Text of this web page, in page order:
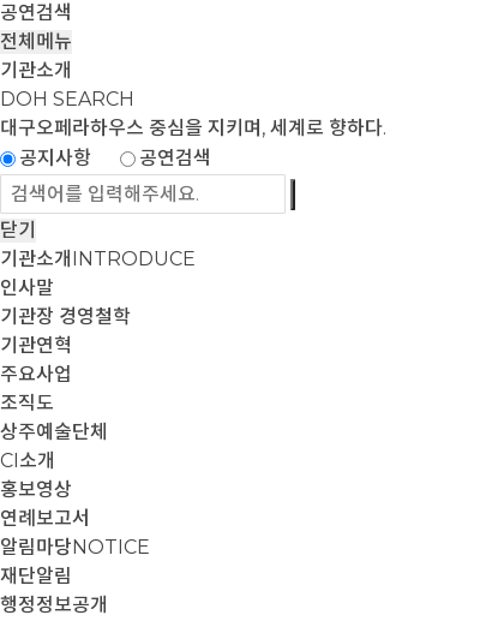
공연검색
전체메뉴
기관소개
DOH SEARCH
대구오페라하우스 중심을 지키며, 세계로 향하다.
공지사항
공연검색
닫기
기관소개 INTRODUCE
인사말
기관장 경영철학
기관연혁
주요사업
조직도
상주예술단체
CI소개
홍보영상
연례보고서
알림마당NOTICE
재단알림
행정정보공개